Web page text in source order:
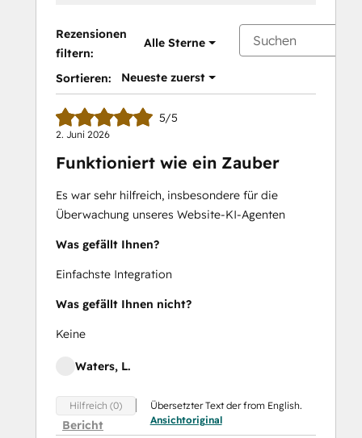
Rezensionen
filtern:
Alle Sterne
Sortieren: Neueste zuerst
5/5
2. Juni 2026
Funktioniert wie ein Zauber
Es war sehr hilfreich, insbesondere für die
Überwachung unseres Website-KI-Agenten
Was gefällt Ihnen?
Einfachste Integration
Was gefällt Ihnen nicht?
Keine
Waters, L.
Hilfreich (0)
Bericht
Übersetzter Text der from English.
Ansichtoriginal